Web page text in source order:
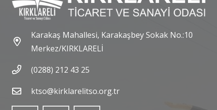
Karakaş Mahallesi, Karakaşbey Sokak No.:10
Merkez/KIRKLARELİ
(0288) 212 43 25
ktso@kirklarelitso.org.tr